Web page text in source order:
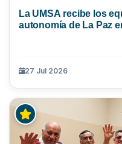
La UMSA recibe los
autonomía de La Paz
27 Jul 2026